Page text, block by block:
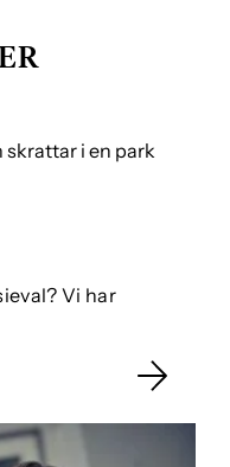
Vi har